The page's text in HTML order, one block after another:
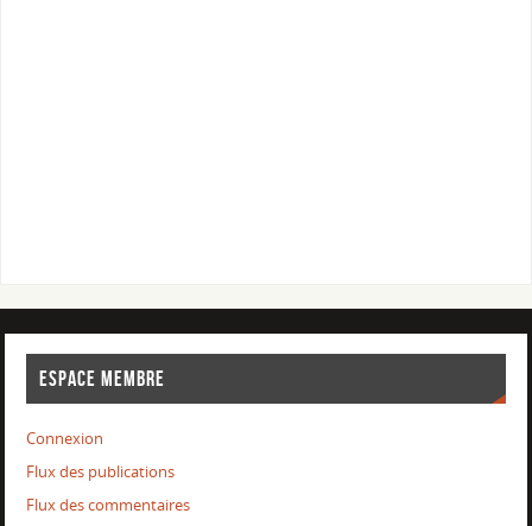
ESPACE MEMBRE
Connexion
Flux des publications
Flux des commentaires